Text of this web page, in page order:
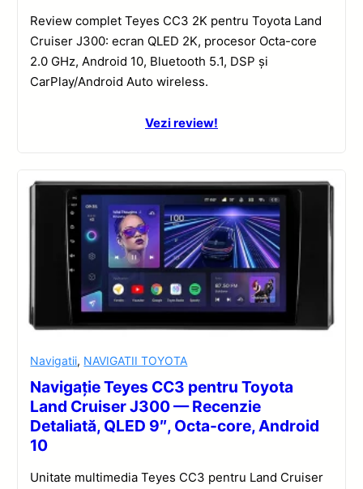
Review complet Teyes CC3 2K pentru Toyota Land
Cruiser J300: ecran QLED 2K, procesor Octa-core
2.0 GHz, Android 10, Bluetooth 5.1, DSP și
CarPlay/Android Auto wireless.
Vezi review!
Navigatii, NAVIGATII TOYOTA
Navigație Teyes CC3 pentru Toyota
Land Cruiser J300 — Recenzie
Detaliată, QLED 9″, Octa-core, Android
10
Unitate multimedia Teyes CC3 pentru Land Cruiser